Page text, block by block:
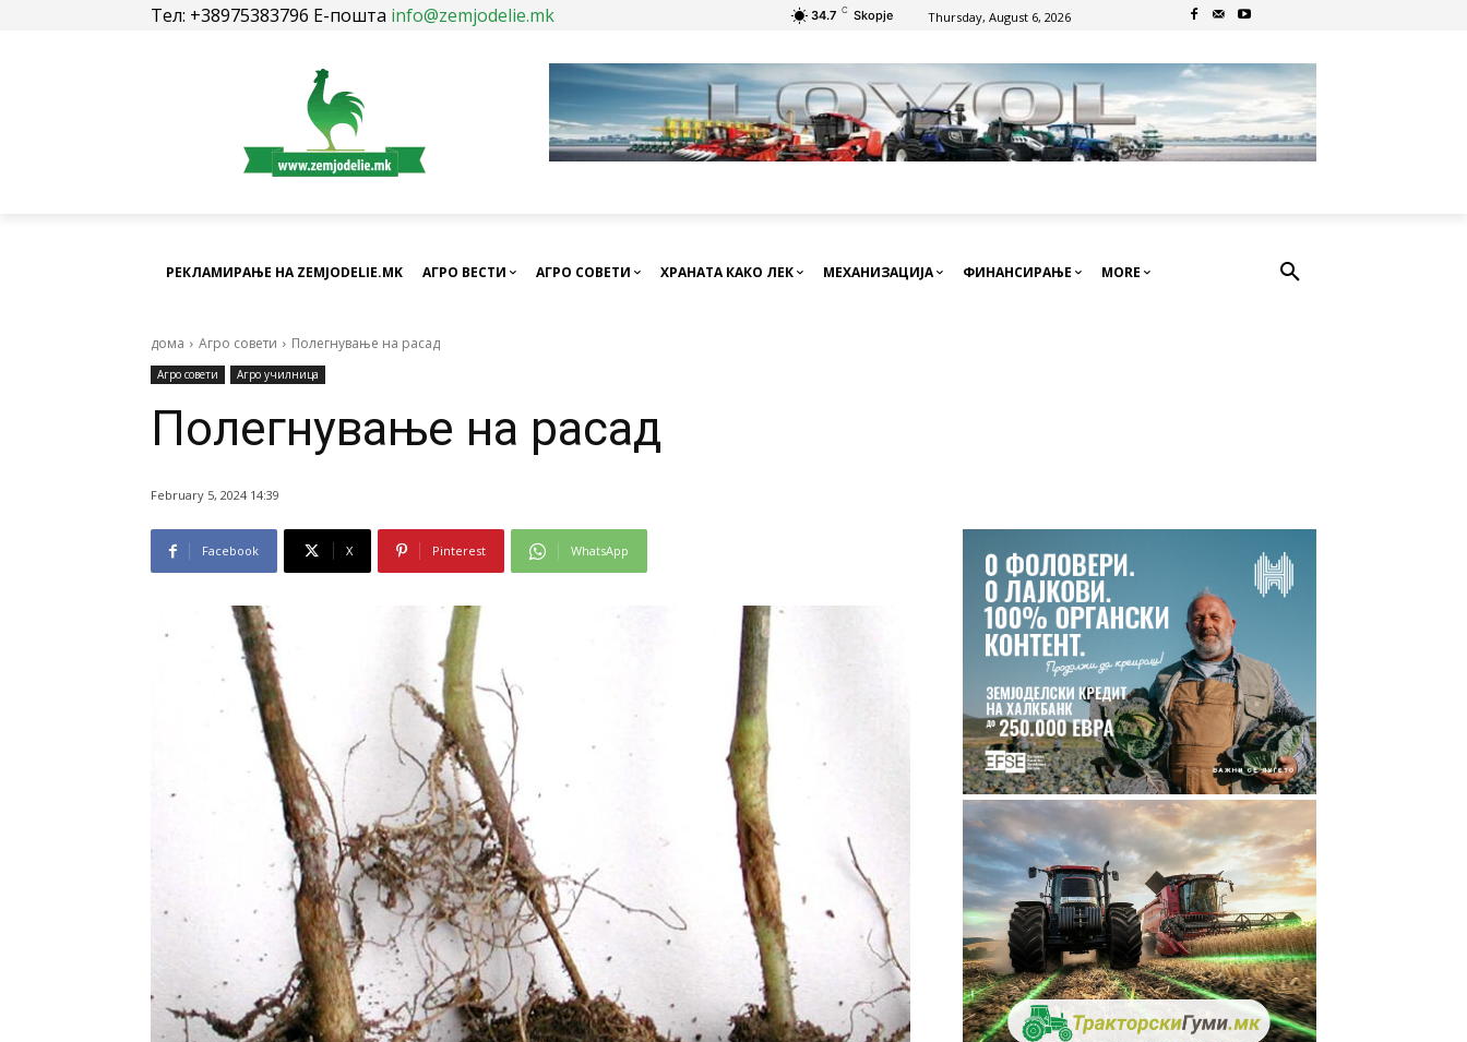
Тел: +38975383796 Е-пошта info@zemjodelie.mk 34.7 C Skopje Thursday, August 6, 2026
РЕКЛАМИРАЊЕ НА ZEMJODELIE.MK АГРО ВЕСТИ АГРО СОВЕТИ ХРАНАТА КАКО ЛЕК МЕХАНИЗАЦИЈА ФИНАНСИРАЊЕ MORE
дома Агро совети Полегнување на расад
Агро совети Агро училница
Полегнување на расад
February 5, 2024 14:39
Facebook X Pinterest WhatsApp